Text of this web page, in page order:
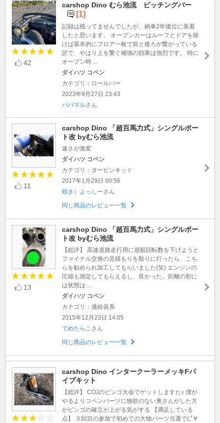
42
carshop Dino むら池流 ピッチングバー
[1]
記録は残ってませんでしたが、納車2年後位に装着
したと思います。 オープンカーはルーフとドアを除
けば基本的にフロア一枚で前と後ろが繋がっている
訳で、やはり上を繋ぐ補強の効果は強烈です。 特に
オープン時 ...
ダイハツ コペン
カテゴリ：ロールバー
2023年9月27日 23:43
パパマルさん
11
carshop Dino 「超百馬力式」シングルポー
ト改 byむら池流
速さが激変
ダイハツ コペン
カテゴリ：タービンキット
2017年1月29日 00:56
煌き）よっしーさん
同じ商品のレビュー一覧
13
carshop Dino 「超百馬力式」シングルポー
ト改 byむら池流
【総評】 高速道路走行用に巡航回転数を下げようと
ファイナル交換の見積もりを取りに行ったら、こち
らを勧められ加工してもらいました(笑) エンジンの
圧縮も測定してもらえるし、良かった。距離の割に
は状態は ...
ダイハツ コペン
カテゴリ：過給器系
2015年12月23日 14:05
でめたらこ さん
同じ商品のレビュー一覧
carshop Dino インタークーラーメッキFパ
イプキット
【総評】 COJのビンゴ大会でゲットしますた♪ 僕が
やるよりコペンパーツに物欲のない奥さんがした方
がビンゴの確立が上がる気がする 【満足している
点】 ３回目の参加で初めての大物パーツ当選で(;ﾟ∀